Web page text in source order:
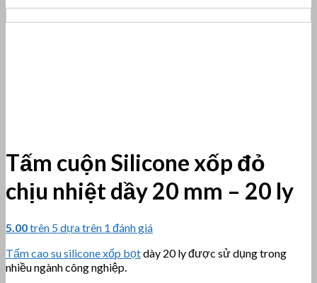
Tấm cuộn Silicone xốp đỏ
chịu nhiệt dầy 20 mm – 20 ly
5.00trên 5 dựa trên 1 đánh giá
Tấm cao su silicone xốp bọtdày 20 ly được sử dụng trong
nhiều ngành công nghiệp.